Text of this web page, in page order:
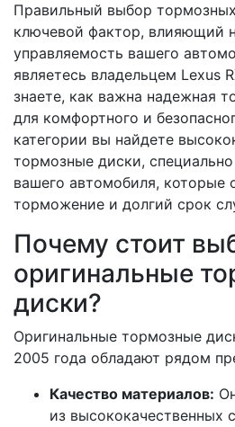
Правильный выбор
ключевой фактор, влияющий
управляемость вашего
являетесь владельцем Lexus
знаете, как важна надежная
для комфортного и
категории вы найдете
тормозные диски,
вашего автомобиля, которые
торможение и долгий срок
Почему стоит
оригинальные
диски?
Оригинальные тормозные
2005 года обладают рядом
Качество материалов:
из высококачественных